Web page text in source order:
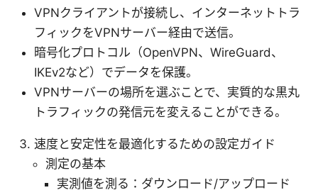
VPNクライアントが接続し、インターネットトラ
フィックをVPNサーバー経由で送信。
暗号化プロトコル（OpenVPN、WireGuard、
IKEv2など）でデータを保護。
VPNサーバーの場所を選ぶことで、実質的な黒丸
トラフィックの発信元を変えることができる。
速度と安定性を最適化するための設定ガイド
測定の基本
実測値を測る：ダウンロード/アップロード